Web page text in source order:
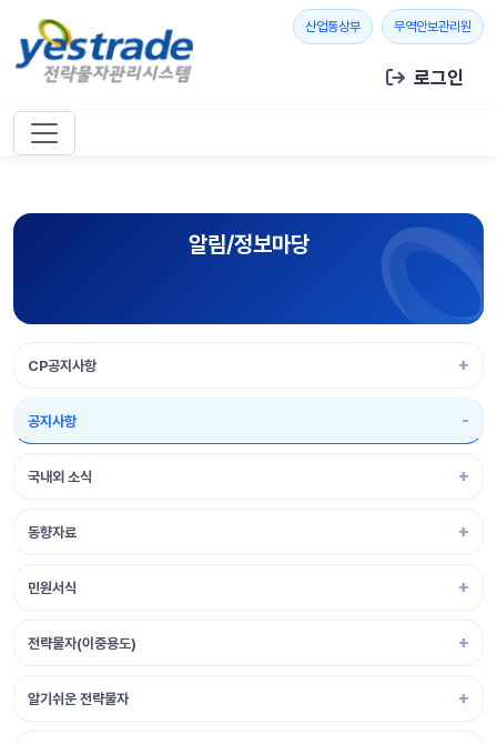
산업통상부새 창 열기무역안보관리원 새
로그인
알림/정보마당
CP공지사항
공지사항
국내외 소식
동향자료
민원서식
전략물자(이중용도)
알기쉬운 전략물자